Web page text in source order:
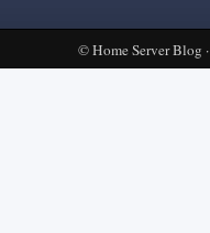
©Home Server Blog